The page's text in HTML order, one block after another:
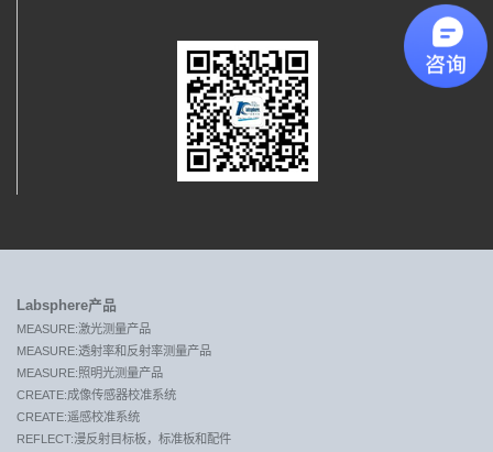
Labsphere产品
MEASURE:激光测量产品
MEASURE:透射率和反射率测量产品
MEASURE:照明光测量产品
CREATE:成像传感器校准系统
CREATE:遥感校准系统
REFLECT:漫反射目标板，标准板和配件